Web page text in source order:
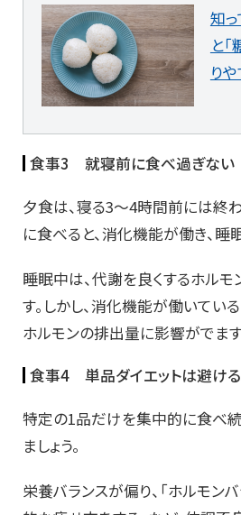
知っ
と
りや
食事3 就寝前に食べ過ぎない
夕食は、寝る3～4時間前には終わ
に食べると、消化機能が働き、睡
睡眠中は、代謝を良くするホル
す。しかし、消化機能が働いてい
ホルモンの排出量に影響がでます
食事4 単品ダイエットは避ける
特定の1品だけを集中的に食べ
ましょう。
栄養バランスが偏り、「ホルモン